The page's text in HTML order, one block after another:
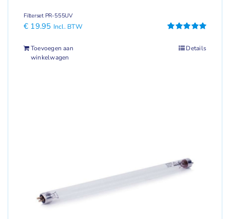
Filterset PR-555UV
5.00uit 5
€ 19.95 Incl. BTW
Toevoegen aan
winkelwagen
Details